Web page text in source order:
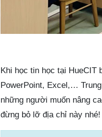
Khi học tin học tại HueCIT
PowerPoint, Excel,…
những người muốn nâng
đừng bỏ lỡ địa chỉ này nhé!